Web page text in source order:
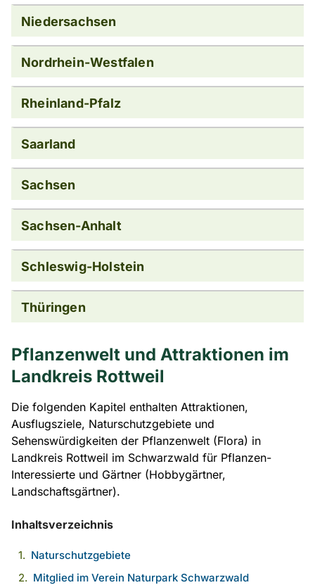
Niedersachsen
Nordrhein-Westfalen
Rheinland-Pfalz
Saarland
Sachsen
Sachsen-Anhalt
Schleswig-Holstein
Thüringen
Pflanzenwelt und Attraktionen im
Landkreis Rottweil
Die folgenden Kapitel enthalten Attraktionen,
Ausflugsziele, Naturschutzgebiete und
Sehenswürdigkeiten der Pflanzenwelt (Flora) in
Landkreis Rottweil im Schwarzwald für Pflanzen-
Interessierte und Gärtner (Hobbygärtner,
Landschaftsgärtner).
Inhaltsverzeichnis
Naturschutzgebiete
Mitglied im Verein Naturpark Schwarzwald